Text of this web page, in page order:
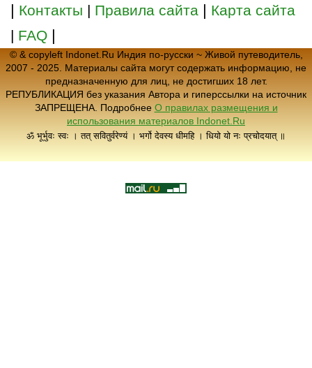
| Контакты | Правила сайта | Карта сайта
| FAQ |
© & copyleft Indonet.Ru Индия по-русски ~ Живой путеводитель,
2007 - 2025. Материалы сайта могут содержать информацию, не
предназначенную для лиц, не достигших 18 лет.
РЕПУБЛИКАЦИЯ без указания Автора и гиперссылки на источник
ЗАПРЕЩЕНА. Подробнее О правилах размещения и
использования материалов Indonet.Ru
ॐ भूर्भुवः स्वः । तत् सवितुर्वरेण्यं । भर्गो देवस्य धीमहि । धियो यो नः प्रचोदयात् ॥